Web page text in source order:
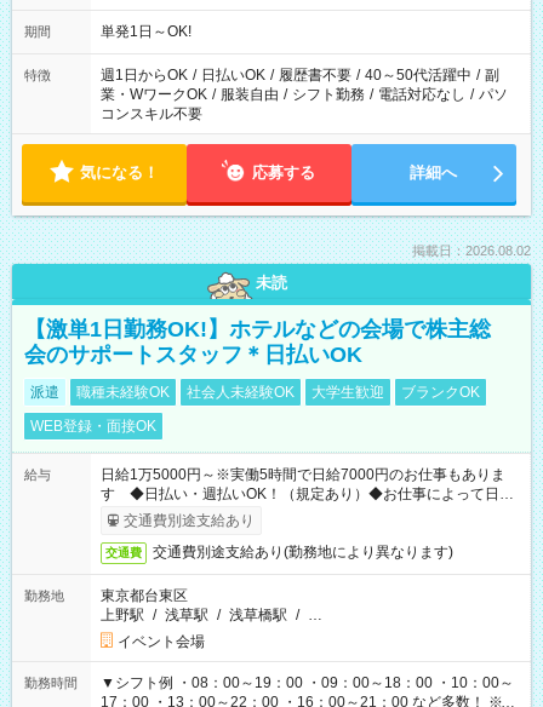
期間 単発1日～OK!
特徴 週1日からOK / 日払いOK / 履歴書不要 / 40～50代活躍中 / 副
業・WワークOK / 服装自由 / シフト勤務 / 電話対応なし / パソ
コンスキル不要
気になる！ 応募する 詳細へ
掲載日：2026.08.02
未読
【激単1日勤務OK!】ホテルなどの会場で株主総
会のサポートスタッフ＊日払いOK
派遣 職種未経験OK 社会人未経験OK 大学生歓迎
ブランクOK
WEB登録・面接OK
給与
日給1万5000円～※実働5時間で日給7000円のお仕事もありま
す ◆日払い・週払いOK！（規定あり）◆お仕事によって日給
も異なります
交通費別途支給あり
交通費 交通費別途支給あり(勤務地により異なります)
勤務地
東京都台東区
上野駅 / 浅草駅 / 浅草橋駅 / …
イベント会場
勤務時間
▼シフト例 ・08：00～19：00 ・09：00～18：00 ・10：00～
17：00 ・13：00～22：00 ・16：00～21：00 など多数！ ※お